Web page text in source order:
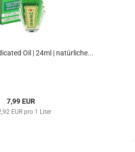
Oil | 24ml | natürliche...
7,99 EUR
EUR pro 1 Liter